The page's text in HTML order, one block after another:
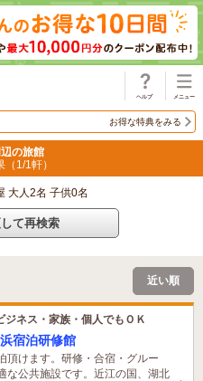
お得な特典をみる
の旅館
（ 1 /1 軒）
大人2名 子供0名
て再検索
近い順
ジネス・家族・個人でもＯＫ
宿泊研修館
頂けます。研修・合宿・グルー
な公共施設です。近江の国、湖北